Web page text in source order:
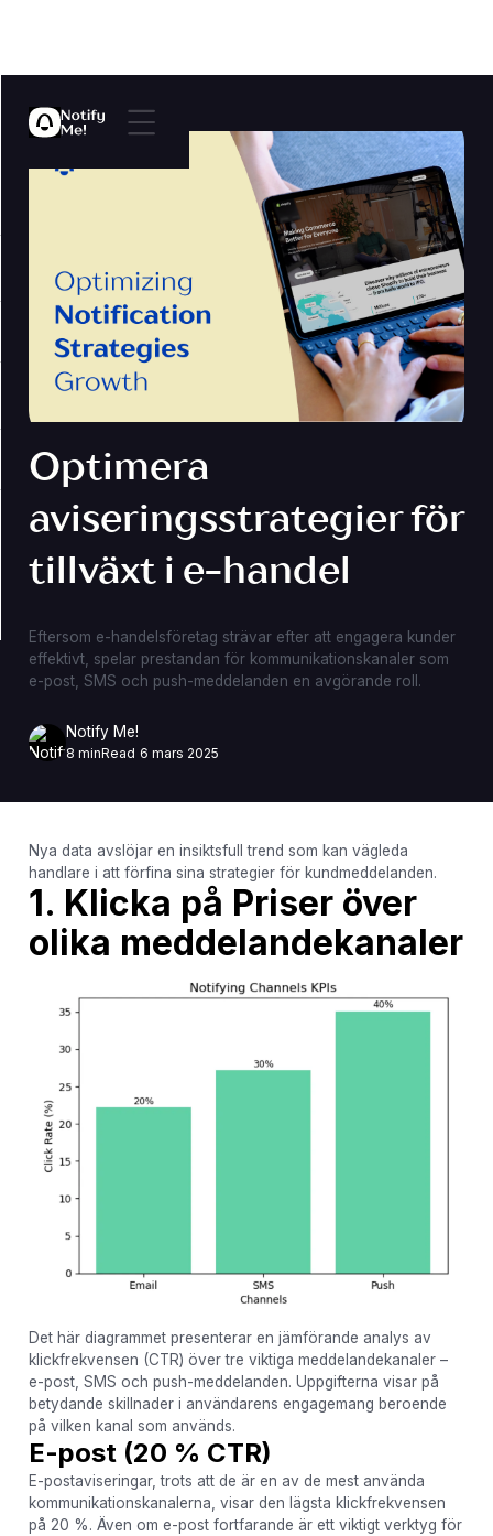
Optimera
aviseringsstrategier för
tillväxt i e-handel
Eftersom e-handelsföretag strävar efter att engagera kunder
effektivt, spelar prestandan för kommunikationskanaler som
e-post, SMS och push-meddelanden en avgörande roll.
Notify Me!
8 minRead 6 mars 2025
Nya data avslöjar en insiktsfull trend som kan vägleda
handlare i att förfina sina strategier för kundmeddelanden.
1. Klicka på Priser över
olika meddelandekanaler
Det här diagrammet presenterar en jämförande analys av
klickfrekvensen (CTR) över tre viktiga meddelandekanaler –
e-post, SMS och push-meddelanden. Uppgifterna visar på
betydande skillnader i användarens engagemang beroende
på vilken kanal som används.
E-post (20 % CTR)
E-postaviseringar, trots att de är en av de mest använda
kommunikationskanalerna, visar den lägsta klickfrekvensen
på 20 %. Även om e-post fortfarande är ett viktigt verktyg för